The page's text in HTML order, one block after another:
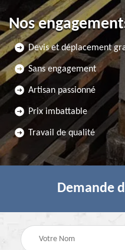
Nos
Devis et déplacement
Sans engagement
Artisan passionné
Prix imbattable
Travail de qualité
Demande